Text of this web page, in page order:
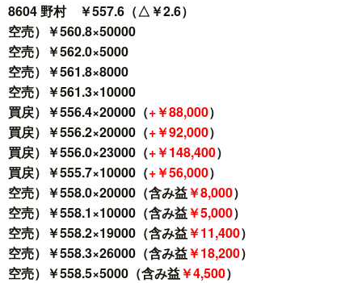
8604 野村 ￥557.6（△￥2.6）
空売）￥560.8×50000
空売）￥562.0×5000
空売）￥561.8×8000
空売）￥561.3×10000
買戻）￥556.4×20000（+￥88,000）
買戻）￥556.2×20000（+￥92,000）
買戻）￥556.0×23000（+￥148,400）
買戻）￥555.7×10000（+￥56,000）
空売）￥558.0×20000（含み益￥8,000）
空売）￥558.1×10000（含み益￥5,000）
空売）￥558.2×19000（含み益￥11,400）
空売）￥558.3×26000（含み益￥18,200）
空売）￥558.5×5000（含み益￥4,500）